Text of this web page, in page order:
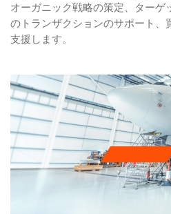
オーガニック戦略の策定、ターゲ
のトランザクションのサポート、
支援します。